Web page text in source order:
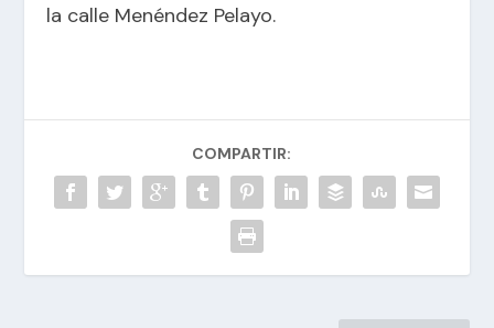
la calle Menéndez Pelayo.
COMPARTIR: